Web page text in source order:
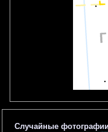
Случайные